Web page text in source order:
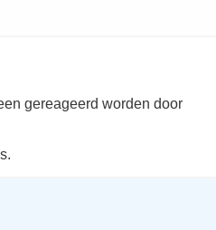
gereageerd worden door